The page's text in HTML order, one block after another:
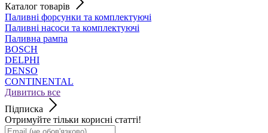
Каталог товарів
Паливні форсунки та комплектуючі
Паливні насоси та комплектуючі
Паливна рампа
BOSCH
DELPHI
DENSO
CONTINENTAL
Дивитись все
Підписка
Отримуйте тільки корисні статті!